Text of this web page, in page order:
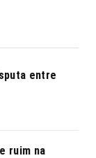
entre
ruim na